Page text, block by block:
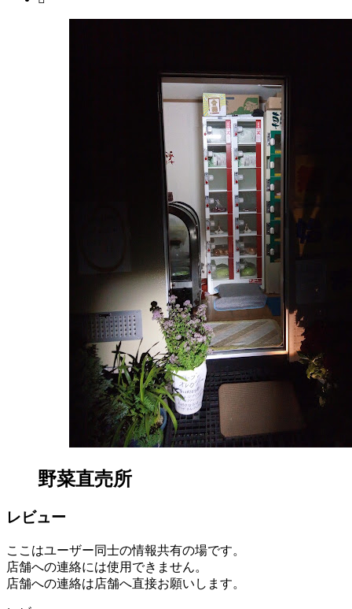
野菜直売所
レビュー
ここはユーザー同士の情報共有の場です。
店舗への連絡には使用できません。
店舗への連絡は店舗へ直接お願いします。